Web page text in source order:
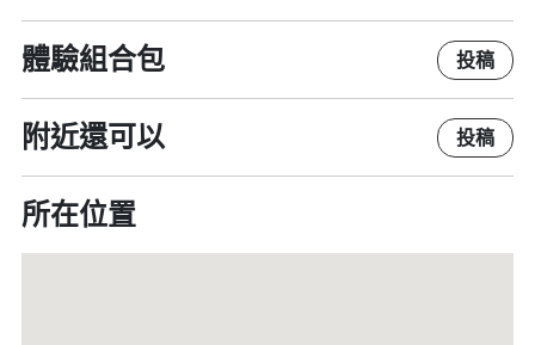
體驗組合包 投稿
附近還可以 投稿
所在位置